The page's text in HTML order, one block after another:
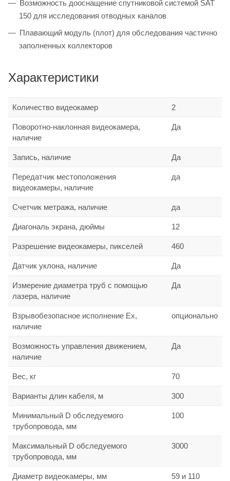
Возможность дооснащение спутниковой системой SАТ
150 для исследования отводных каналов
Плавающий модуль (плот) для обследования частично
заполненных коллекторов
Характеристики
Количество видеокамер 2
Поворотно-наклонная видеокамера,
наличие
Да
Запись, наличие Да
Передатчик местоположения
видеокамеры, наличие
да
Счетчик метража, наличие да
Диагональ экрана, дюймы 12
Разрешение видеокамеры, пикселей 460
Датчик уклона, наличие Да
Измерение диаметра труб с помощью
лазера, наличие
Да
Взрывобезопасное исполнение Ex,
наличие
опционально
Возможность управления движением,
наличие
Да
Вес, кг 70
Варианты длин кабеля, м 300
Минимальный D обследуемого
трубопровода, мм
100
Максимальный D обследуемого
трубопровода, мм
3000
Диаметр видеокамеры, мм 59 и 110